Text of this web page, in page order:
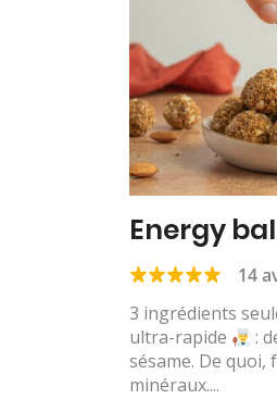
Energy
14
3 ingrédients
ultra-rapide
:
sésame. De quoi,
minéraux....